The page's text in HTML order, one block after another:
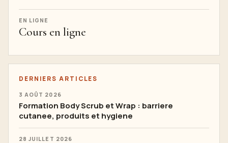
EN LIGNE
Cours en ligne
DERNIERS ARTICLES
3 AOÛT 2026
Formation Body Scrub et Wrap : barriere
cutanee, produits et hygiene
28 JUILLET 2026